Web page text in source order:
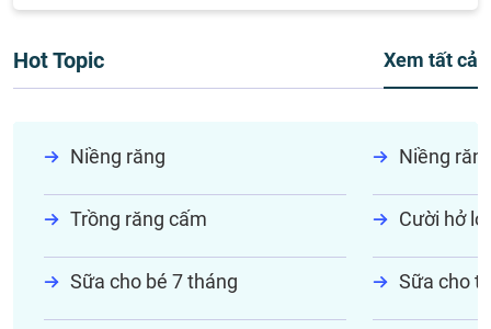
Hot Topic Xem tất cả
Niềng răng Niềng
Trồng răng cấm Cười hở lợi
Sữa cho bé 7 tháng Sữa cho